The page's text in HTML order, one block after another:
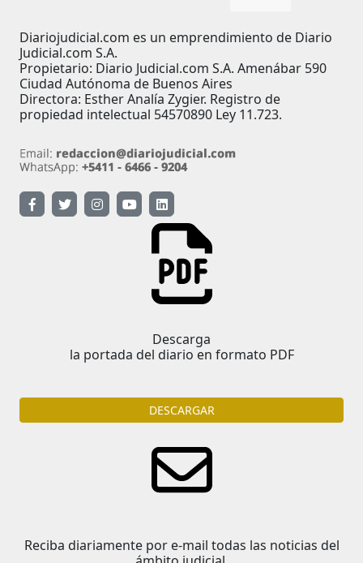
Diariojudicial.com es un emprendimiento de Diario
Judicial.com S.A.
Propietario: Diario Judicial.com S.A. Amenábar 590
Ciudad Autónoma de Buenos Aires
Directora: Esther Analía Zygier. Registro de
propiedad intelectual 54570890 Ley 11.723.
Descarga
la portada del diario en formato PDF
DESCARGAR
Reciba diariamente por e-mail todas las noticias del